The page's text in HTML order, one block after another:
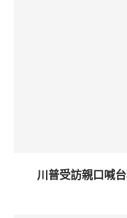
川普受訪親口喊